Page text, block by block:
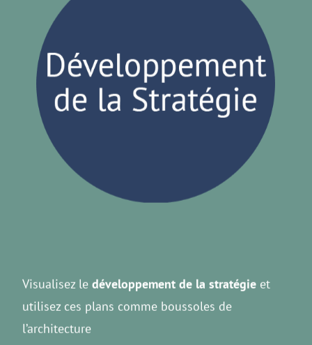
Visualisez le développement de la stratégie
utilisez ces plans comme boussoles de
l’architecture